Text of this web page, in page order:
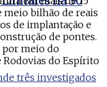
meio bilhão de reais
de implantação e
de pontes.
por meio do
Rodovias do Espírito